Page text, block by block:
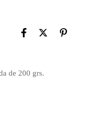
de 200 grs.